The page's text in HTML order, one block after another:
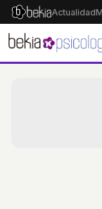
Actualidad